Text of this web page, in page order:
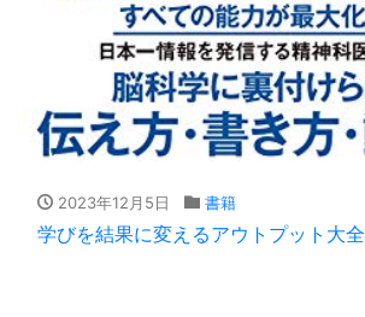
2023年12月5日 書籍
学びを結果に変えるアウトプット大全